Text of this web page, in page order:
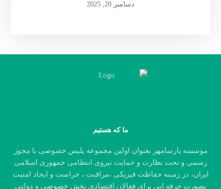
دسامبر 20, 2025
ما که هستیم
موسسه پارسامهر بعنوان اولین مجموعه پلیس خصوصی با مجوز
رسمی و تحت نظارت و حمایت نیروی انتظامی جمهوری اسلامی
ایران، در زمینه حفاظت فیزیکی ،مراقبت ، حراست و ایجاد امنیت
بصورت حرفه ایی برای فعالان اقتصادی بخش خصوصی و دولتی